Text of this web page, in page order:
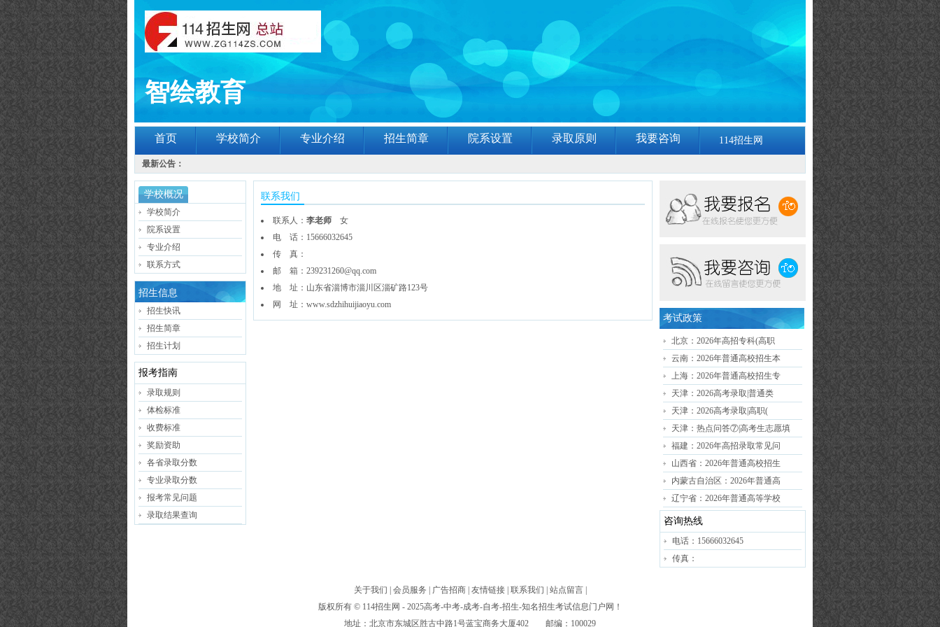
智绘教育
首页 学校简介 专业介绍 招生简章 院系设置 录取原则 我要咨询 114招生网
最新公告：
学校概况
学校简介
院系设置
专业介绍
联系方式
招生信息
招生快讯
招生简章
招生计划
报考指南
录取规则
体检标准
收费标准
奖励资助
各省录取分数
专业录取分数
报考常见问题
录取结果查询
联系我们
联系人： 李老师 女
电 话：15666032645
传 真：
邮 箱： 239231260@qq.com
地 址：山东省淄博市淄川区淄矿路123号
网 址： www.sdzhihuijiaoyu.com
考试政策
北京：2026年高招专科(高职
云南：2026年普通高校招生本
上海：2026年普通高校招生专
天津：2026高考录取|普通类
天津：2026高考录取|高职(
天津：热点问答⑦|高考生志愿填
福建：2026年高招录取常见问
山西省：2026年普通高校招生
内蒙古自治区：2026年普通高
辽宁省：2026年普通高等学校
咨询热线
电话：15666032645
传真：
关于我们 会员服务 广告招商| 友情链接| 联系我们 站点留言|
版权所有 © 114招生网 - 2025高考-中考-成考-自考-招生-知名招生考试信息门户网！
地址：北京市东城区胜古中路1号蓝宝商务大厦402 邮编：100029